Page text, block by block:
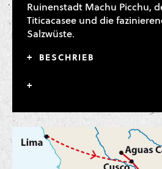
Ruinenstadt Machu Picchu,
Titicacasee und die
Salzwüste.
BESCHRIEB